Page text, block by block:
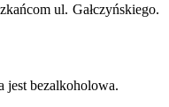
ul. Gałczyńskiego.
jest bezalkoholowa.